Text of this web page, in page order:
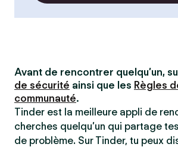
Avant de rencontrer quelqu’un,
de sécurité ainsi que les Règles
communauté.
Tinder est la meilleure appli de
cherches quelqu’un qui partage
de problème. Sur Tinder, tu peux